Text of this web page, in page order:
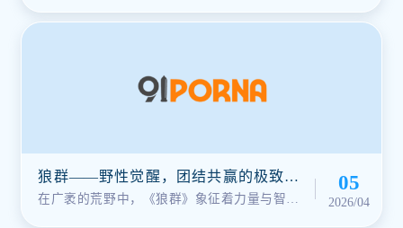
狼群——野性觉醒，团结共赢的极致挑
战！
在广袤的荒野中，《狼群》象征着力量与智慧
05
2026/04